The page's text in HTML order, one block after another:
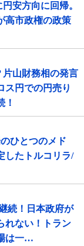
安方向に回帰。
高市政権の政策
片山財務相の発言
ス円での円売り
！
ひとつのメド
したトルコリラ/
続！日本政府が
れない！トラン
は一…